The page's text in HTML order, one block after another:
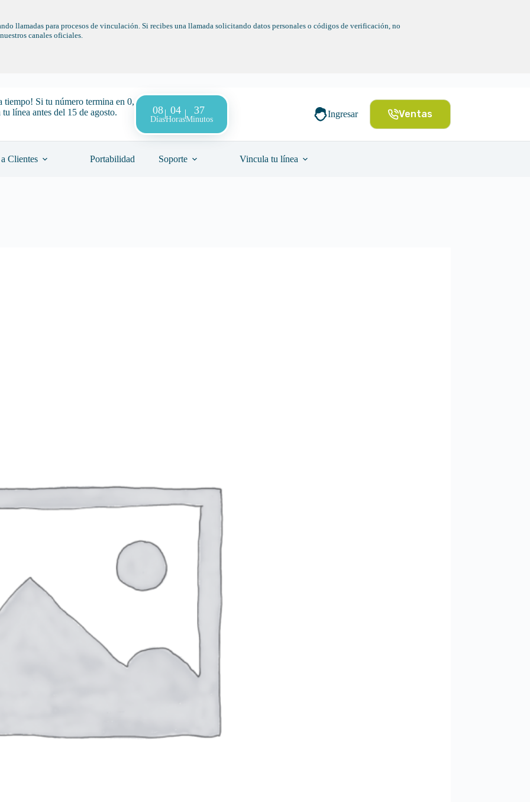
llamadas para procesos de vinculación. Si recibes una llamada solicitando datos personales o códigos de verificación, no
canales oficiales.
tiempo! Si tu número termina en 0,
línea antes del 15 de agosto.
08
Días
04
Horas
37
Minutos
Ingresar Ventas
Clientes Portabilidad Soporte Vincula tu línea